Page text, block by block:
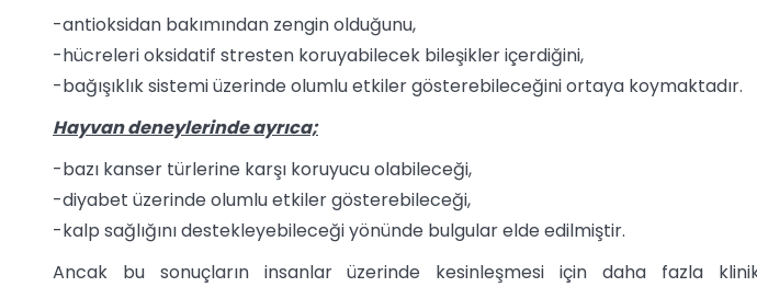
-antioksidan bakımından zengin olduğunu,
-hücreleri oksidatif stresten koruyabilecek bileşikler içerdiğini,
-bağışıklık sistemi üzerinde olumlu etkiler gösterebileceğini ortaya koymaktadır.
Hayvan deneylerinde ayrıca;
-bazı kanser türlerine karşı koruyucu olabileceği,
-diyabet üzerinde olumlu etkiler gösterebileceği,
-kalp sağlığını destekleyebileceği yönünde bulgular elde edilmiştir.
Ancak bu sonuçların insanlar üzerinde kesinleşmesi için daha fazla